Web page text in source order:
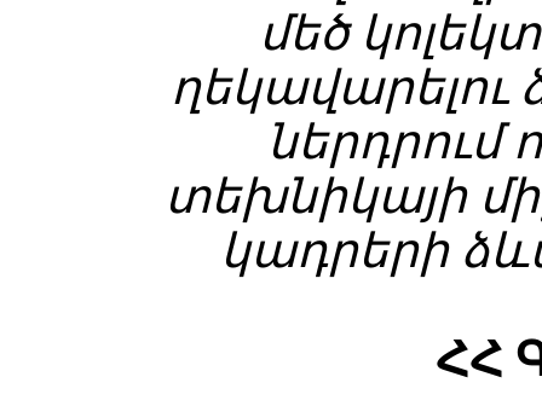
մեծ
ղեկավարելու
ներդրում
տեխնիկայի
կադրերի
ՀՀ